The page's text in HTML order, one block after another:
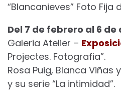
“Blancanieves” Foto Fija
Del 7 de febrero al 6 de
Galeria Atelier –
Projectes. Fotografia”.
Rosa Puig, Blanca Viñas
y su serie “La intimidad”.